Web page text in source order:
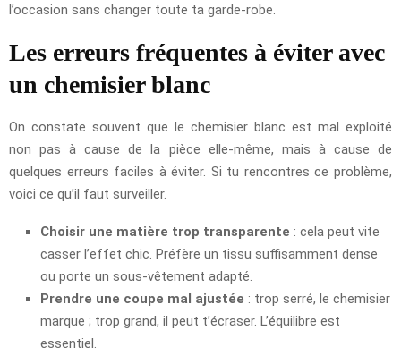
l’occasion sans changer toute ta garde-robe.
Les erreurs fréquentes à éviter avec
un chemisier blanc
On constate souvent que le chemisier blanc est mal exploité
non pas à cause de la pièce elle-même, mais à cause de
quelques erreurs faciles à éviter. Si tu rencontres ce problème,
voici ce qu’il faut surveiller.
Choisir une matière trop transparente : cela peut vite
casser l’effet chic. Préfère un tissu suffisamment dense
ou porte un sous-vêtement adapté.
Prendre une coupe mal ajustée : trop serré, le chemisier
marque ; trop grand, il peut t’écraser. L’équilibre est
essentiel.